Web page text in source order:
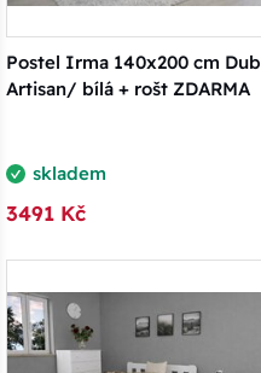
Postel Irma 140x200 cm Dub
Artisan/ bílá + rošt ZDARMA
skladem
3491 Kč